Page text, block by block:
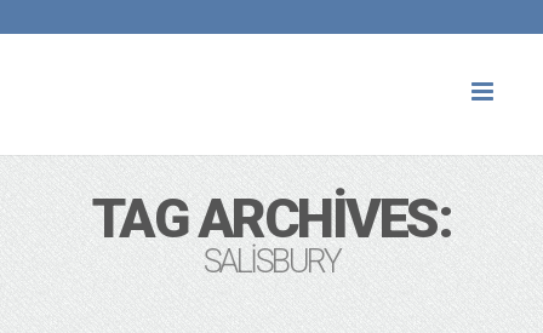
TAG ARCHIVES:
SALISBURY